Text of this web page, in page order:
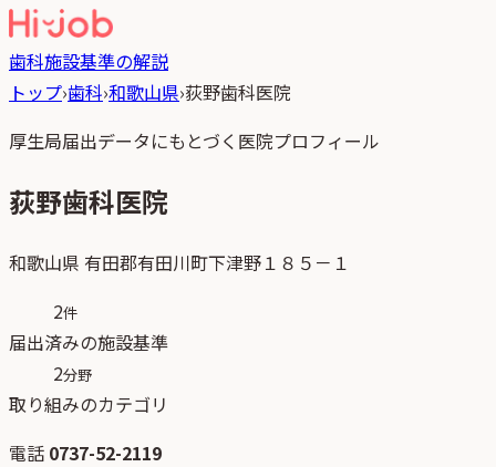
歯科施設基準の解説
トップ›歯科›和歌山県›荻野歯科医院
厚生局届出データにもとづく医院プロフィール
荻野歯科医院
和歌山県 有田郡有田川町下津野１８５－１
2件
届出済みの施設基準
2分野
取り組みのカテゴリ
電話 0737-52-2119